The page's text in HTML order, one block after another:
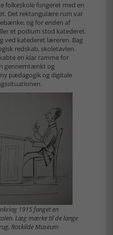
folkeskole fungeret med en
Det rektangulære rum var
og for enden af
et podium stod katederet.
ved katederet læreren. Bag
redskab, skoletavlen.
en klar ramme for
gennemtænkt og
pædagogik og digitale
1915 fanget en
Læg mærke til de lange
Roskilde Museum